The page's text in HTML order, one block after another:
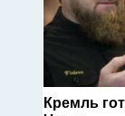
Кремль